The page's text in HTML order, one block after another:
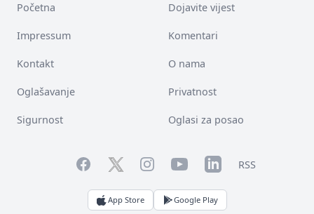
Početna Dojavite vijest
Impressum Komentari
Kontakt O nama
Oglašavanje Privatnost
Sigurnost Oglasi za posao
FacebookTwitterInstagramYouTubeLinkedInRSS
App Store Google Play